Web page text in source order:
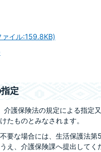
ァイル:159.8KB)
定
護保険法の規定による指定
たものとみなされます。
要な場合には、生活保護法
え、介護保険課へ提出してく